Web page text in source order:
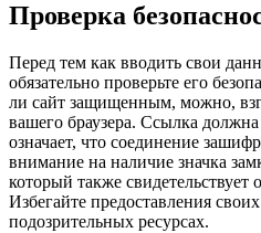
Проверка
Перед тем как вводить свои
обязательно проверьте его
ли сайт защищенным, можно,
вашего браузера. Ссылка
означает, что соединение
внимание на наличие значка
который также
Избегайте предоставления
подозрительных ресурсах.